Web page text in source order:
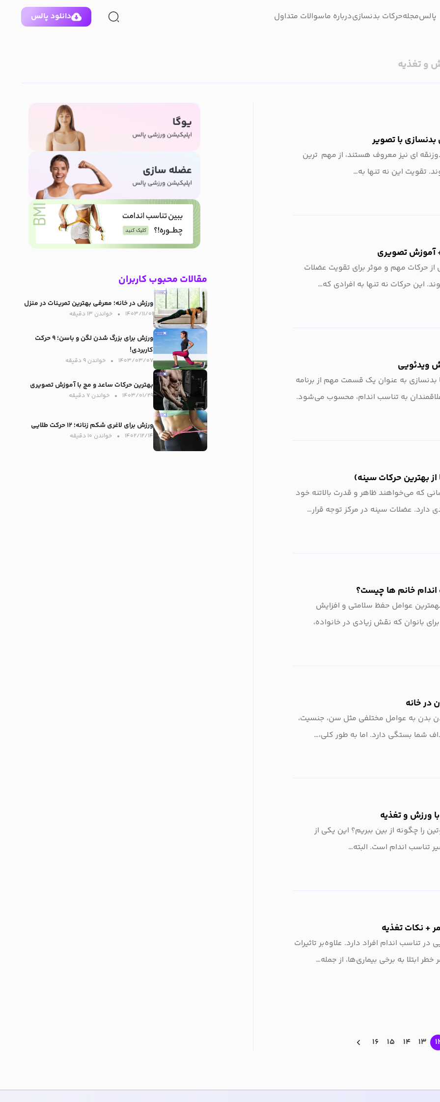
پالسمجلهحرکات بدنسازیدرباره ماسوالات متداول دانلود پالس
و تغذیه
ای نیز معروف هستند، از مهم ترین
تقویت این نه تنها به…
آموزش تصویری
حرکات مهم و موثر برای تقویت عضلات
این حرکات نه تنها به افرادی که…
ویدئویی
بدنسازی به عنوان یک قسمت مهم از برنامه
به تناسب اندام، محسوب می‌شود.
که می‌خواهند ظاهر و قدرت بالاتنه خود
دارد. عضلات سینه در مرکز توجه قرار…
خانم‌ ها چیست؟
عوامل حفظ سلامتی و افزایش
بانوان که نقش زیادی در خانواده،
خانه
بدن به عوامل مختلفی مثل سن، جنسیت،
شما بستگی دارد. اما به طور کلی،…
ورزش و تغذیه
را چگونه از بین ببریم؟ این یکی از
تناسب اندام است. البته…
+ نکات تغذیه
تناسب اندام افراد دارد. علاوه‌بر تاثیرات
ابتلا به برخی بیماری‌ها، از جمله…
۱۳ ۱۴ ۱۵ ۱۶
مقالات محبوب کاربران
ورزش در خانه؛ معرفی بهترین تمرینات در منزل
۱۴۰۳/۱۱/۰۱ خواندن ۱۳ دقیقه‌
ورزش برای بزرگ شدن لگن و باسن؛ ۹ حرکت
کاربردی!
۱۴۰۳/۰۳/۰۷ خواندن ۹ دقیقه‌
بهترین حرکات ساعد و مچ با آموزش تصویری
۱۴۰۳/۰۱/۲۹ خواندن ۷ دقیقه‌
ورزش برای لاغری شکم زنانه؛ ۱۲ حرکت طلایی
۱۴۰۲/۱۲/۱۴ خواندن ۱۰ دقیقه‌